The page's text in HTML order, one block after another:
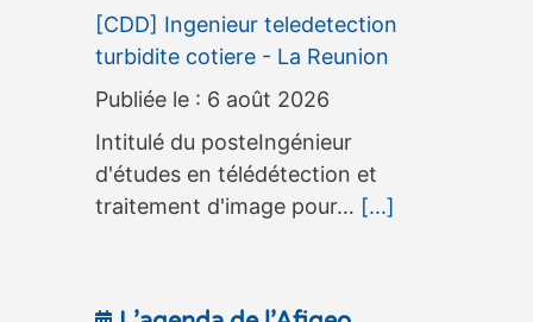
[CDD] Ingenieur teledetection
turbidite cotiere - La Reunion
6 août 2026
Intitulé du posteIngénieur
d'études en télédétection et
traitement d'image pour… [...]